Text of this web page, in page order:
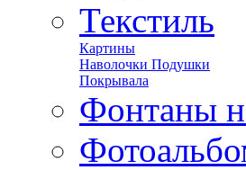
Текстиль
Картины
Наволочки Подушки
Покрывала
Фонтаны